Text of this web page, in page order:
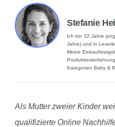
Stefanie
Ich bin 32 Jahre
Jahre) und in
Meine
Kategorien Baby &
Als Mutter zweier Kinder
qualifizierte Online